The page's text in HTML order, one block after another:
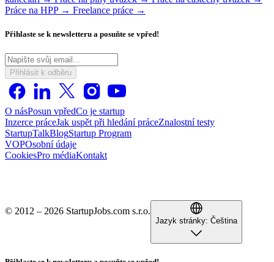
Práce na HPP → Freelance práce →
Přihlaste se k newsletteru a posuňte se vpřed!
Přihlásit k odběru
O násPosun vpředCo je startup
Inzerce práceJak uspět při hledání práceZnalostní testy
StartupTalkBlogStartup Program
VOPOsobní údaje
CookiesPro médiaKontakt
© 2012 – 2026 StartupJobs.com s.r.o.
Jazyk stránky: Čeština